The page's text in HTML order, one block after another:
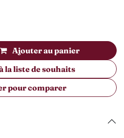
Ajouter au panier
pour comparer
la liste de souhaits